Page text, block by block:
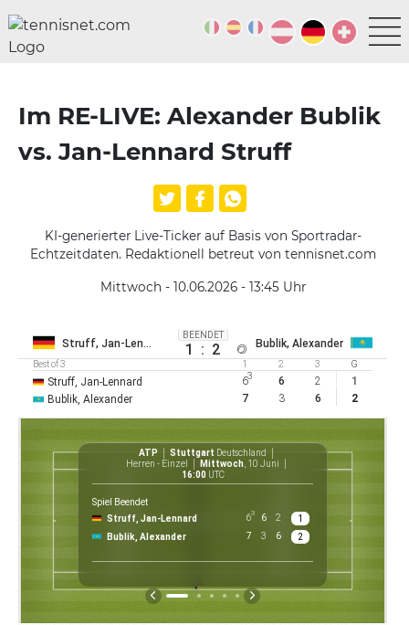
Im RE-LIVE: Alexander Bublik
vs. Jan-Lennard Struff
KI-generierter Live-Ticker auf Basis von Sportradar-
Echtzeitdaten. Redaktionell betreut von tennisnet.com
Mittwoch - 10.06.2026 - 13:45 Uhr
Struff, Jan-Lennard
BEENDET
1 : 2 Bublik, Alexander
Best of 3 1 2 3 G
Struff, Jan-Lennard 63 6 2
1
Bublik, Alexander
7 3 6 2
ATP Stuttgart Deutschland
Herren - Einzel
Mittwoch, 10 Juni
16:00
UTC
Spiel Beendet
Struff, Jan-Lennard
63 6 2
1
Bublik, Alexander
7 3 6 2